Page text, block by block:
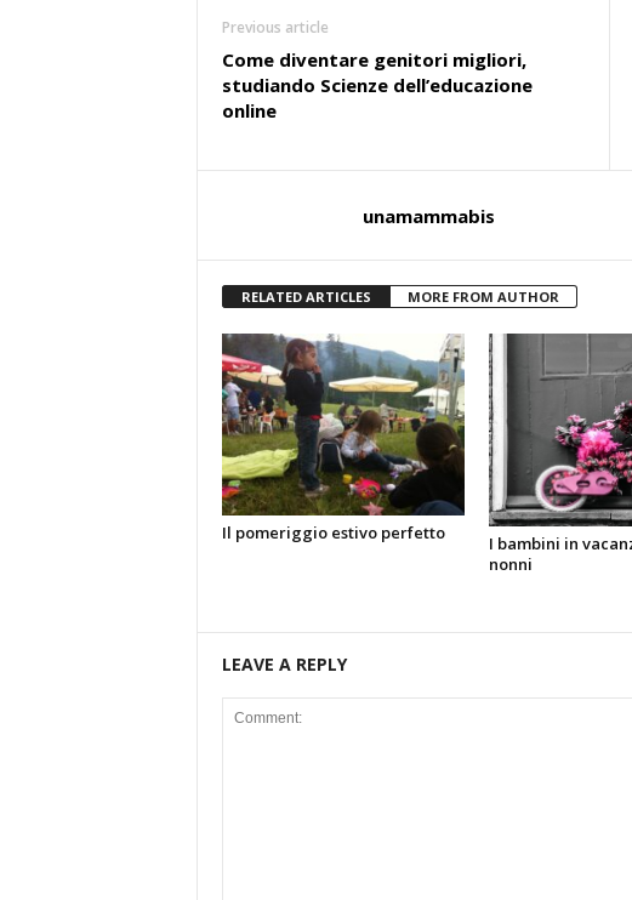
Previous article
Come diventare genitori migliori,
studiando Scienze dell’educazione
online
unamammabis
RELATED ARTICLES MORE FROM AUTHOR
Il pomeriggio estivo perfetto
I bambini in
nonni
LEAVE A REPLY